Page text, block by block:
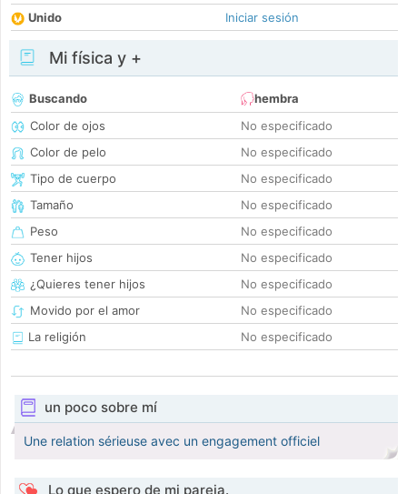
Unido
Iniciar sesión
Mi física y +
Buscando
hembra
Color de ojos
No especificado
Color de pelo
No especificado
Tipo de cuerpo
No especificado
Tamaño
No especificado
Peso
No especificado
Tener hijos
No especificado
¿Quieres tener hijos
No especificado
Movido por el amor
No especificado
La religión
No especificado
un poco sobre mí
Une relation sérieuse avec un engagement officiel
Lo que espero de mi pareja.